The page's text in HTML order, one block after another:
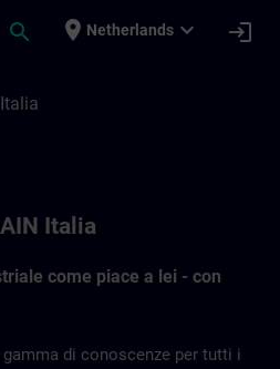
search place Netherlands expand_more login
Italia
come piace a lei - con
di conoscenze per tutti i